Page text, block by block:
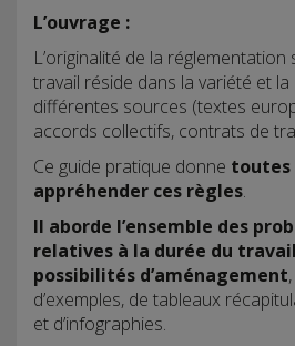
L’ouvrage :
L’originalité de la
travail réside dans la variété et
différentes sources (textes
accords collectifs, contrats de
Ce guide pratique donne toutes
appréhender ces règles.
Il aborde l’ensemble des
relatives à la durée du
possibilités d’aménagement
d’exemples, de tableaux
et d’infographies.